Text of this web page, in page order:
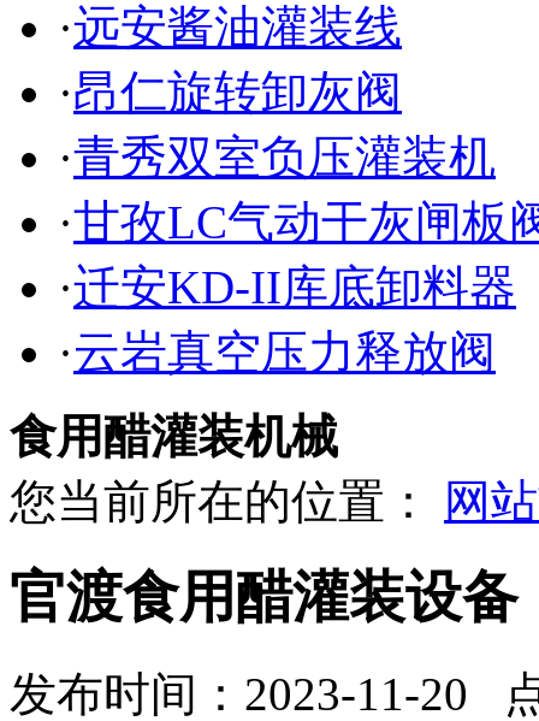
·远安酱油灌装线
·昂仁旋转卸灰阀
·青秀双室负压灌装机
·甘孜LC气动干灰闸板
·迁安KD-II库底卸料器
·云岩真空压力释放阀
食用醋灌装机械
您当前所在的位置：
网
官渡食用醋灌装设备
发布时间：2023-11-20